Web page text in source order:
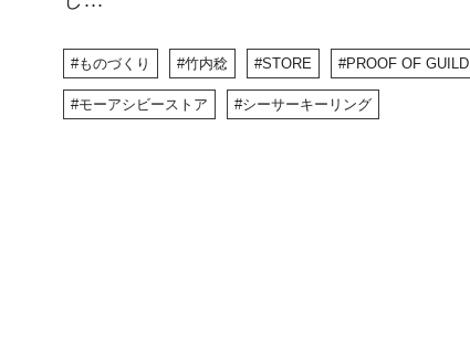
ものづくり 竹内稔 STORE PROOF OF GUILD
モーアシビーストア シーサーキーリング